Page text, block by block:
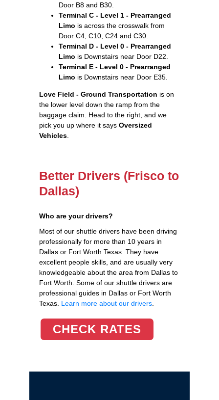
Door B8 and B30.
Terminal C - Level 1 - Prearranged
Limo is across the crosswalk from
Door C4, C10, C24 and C30.
Terminal D - Level 0 - Prearranged
Limo is Downstairs near Door D22.
Terminal E - Level 0 - Prearranged
Limo is Downstairs near Door E35.
Love Field - Ground Transportation is on
the lower level down the ramp from the
baggage claim. Head to the right, and we
pick you up where it says Oversized
Vehicles
Better Drivers (Frisco to
Dallas)
Who are your drivers?
Most of our shuttle drivers have been driving
professionally for more than 10 years in
Dallas or Fort Worth Texas. They have
excellent people skills, and are usually very
knowledgeable about the area from Dallas to
Fort Worth. Some of our shuttle drivers are
professional guides in Dallas or Fort Worth
Texas. Learn more about our drivers
CHECK RATES